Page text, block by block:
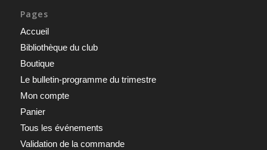
Pages
Accueil
Bibliothèque du club
Boutique
Le bulletin-programme du trimestre
Mon compte
Panier
Tous les événements
Validation de la commande